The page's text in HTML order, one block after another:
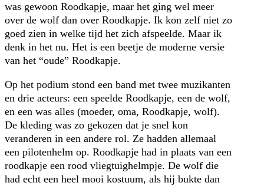
was gewoon Roodkapje, maar het ging wel meer
over de wolf dan over Roodkapje. Ik kon zelf niet zo
goed zien in welke tijd het zich afspeelde. Maar ik
denk in het nu. Het is een beetje de moderne versie
van het “oude” Roodkapje.
Op het podium stond een band met twee muzikanten
en drie acteurs: een speelde Roodkapje, een de wolf,
en een was alles (moeder, oma, Roodkapje, wolf).
De kleding was zo gekozen dat je snel kon
veranderen in een andere rol. Ze hadden allemaal
een pilotenhelm op. Roodkapje had in plaats van een
roodkapje een rood vliegtuighelmpje. De wolf die
had echt een heel mooi kostuum, als hij bukte dan